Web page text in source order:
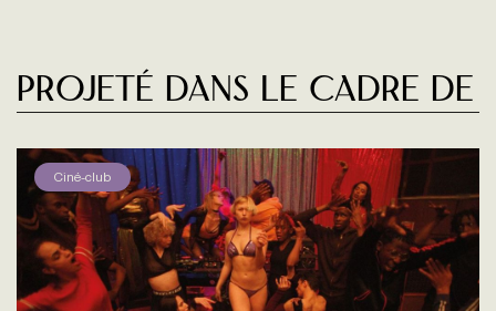
Projeté dans le cadre de
Ciné-club